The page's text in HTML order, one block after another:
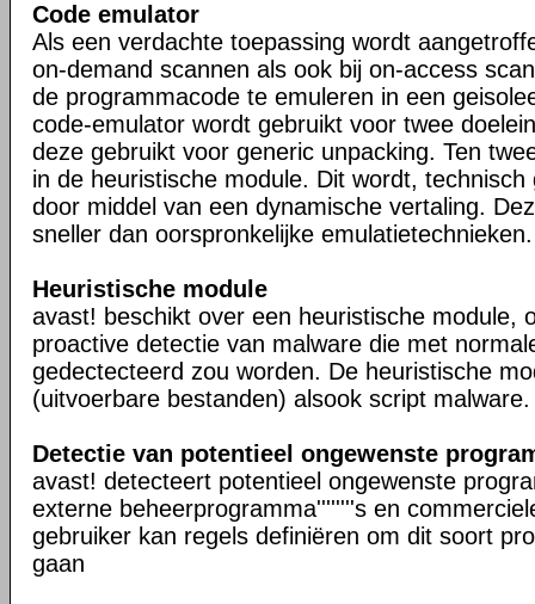
Code emulator
Als een verdachte toepassing wordt
on-demand scannen als ook bij on-access
de programmacode te emuleren in een
code-emulator wordt gebruikt voor twee
deze gebruikt voor generic unpacking. Ten
in de heuristische module. Dit wordt,
door middel van een dynamische vertaling.
sneller dan oorspronkelijke emulatietechnieken.
Heuristische module
avast! beschikt over een heuristische module,
proactive detectie van malware die met
gedectecteerd zou worden. De heuristische
(uitvoerbare bestanden) alsook script malware.
Detectie van potentieel ongewenste
avast! detecteert potentieel ongewenste
externe beheerprogramma''''''''s en
gebruiker kan regels definiëren om dit soort
gaan